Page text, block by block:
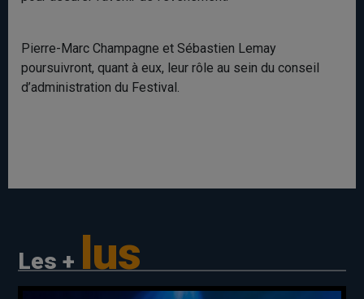
Pierre-Marc Champagne et Sébastien Lemay
poursuivront, quant à eux, leur rôle au sein du conseil
d’administration du Festival.
Les + lus